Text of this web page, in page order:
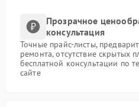
Прозрачное
консультация
Точные прайс-листы,
ремонта, отсутствие скрытых
бесплатной консультации по
сайте